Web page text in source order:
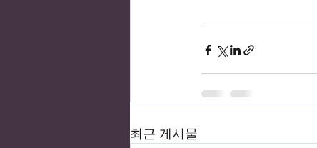
최근 게시물